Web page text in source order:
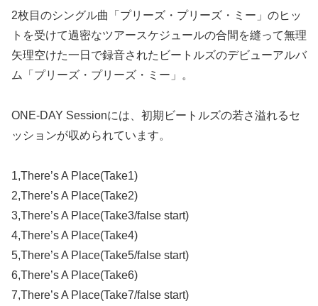
2枚目のシングル曲「プリーズ・プリーズ・ミー」のヒッ
トを受けて過密なツアースケジュールの合間を縫って無理
矢理空けた一日で録音されたビートルズのデビューアルバ
ム「プリーズ・プリーズ・ミー」。
ONE-DAY Sessionには、初期ビートルズの若さ溢れるセ
ッションが収められています。
1,There’s A Place(Take1)
2,There’s A Place(Take2)
3,There’s A Place(Take3/false start)
4,There’s A Place(Take4)
5,There’s A Place(Take5/false start)
6,There’s A Place(Take6)
7,There’s A Place(Take7/false start)